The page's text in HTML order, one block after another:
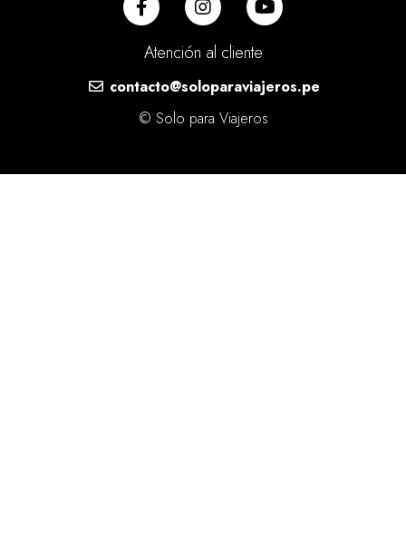
Atención al cliente
contacto@soloparaviajeros.pe
© Solo para Viajeros